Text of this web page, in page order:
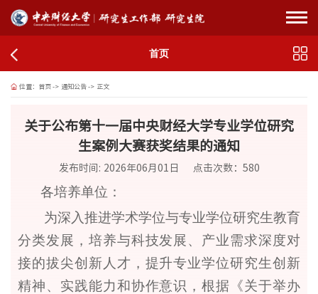
首页
位置： 首页-> 通知公告-> 正文
关于公布第十一届中央财经大学专业学位研究
生案例大赛获奖结果的通知
发布时间: 2026年06月01日 点击次数： 580
各培养单位 ：
为深入推进学术学位与专业学位研究生教育
分类发展，培养与科技发展、产业需求深度对
接的拔尖创新人才，提升专业学位研究生创新
精神、实践能力和协作意识，根据《关于举办